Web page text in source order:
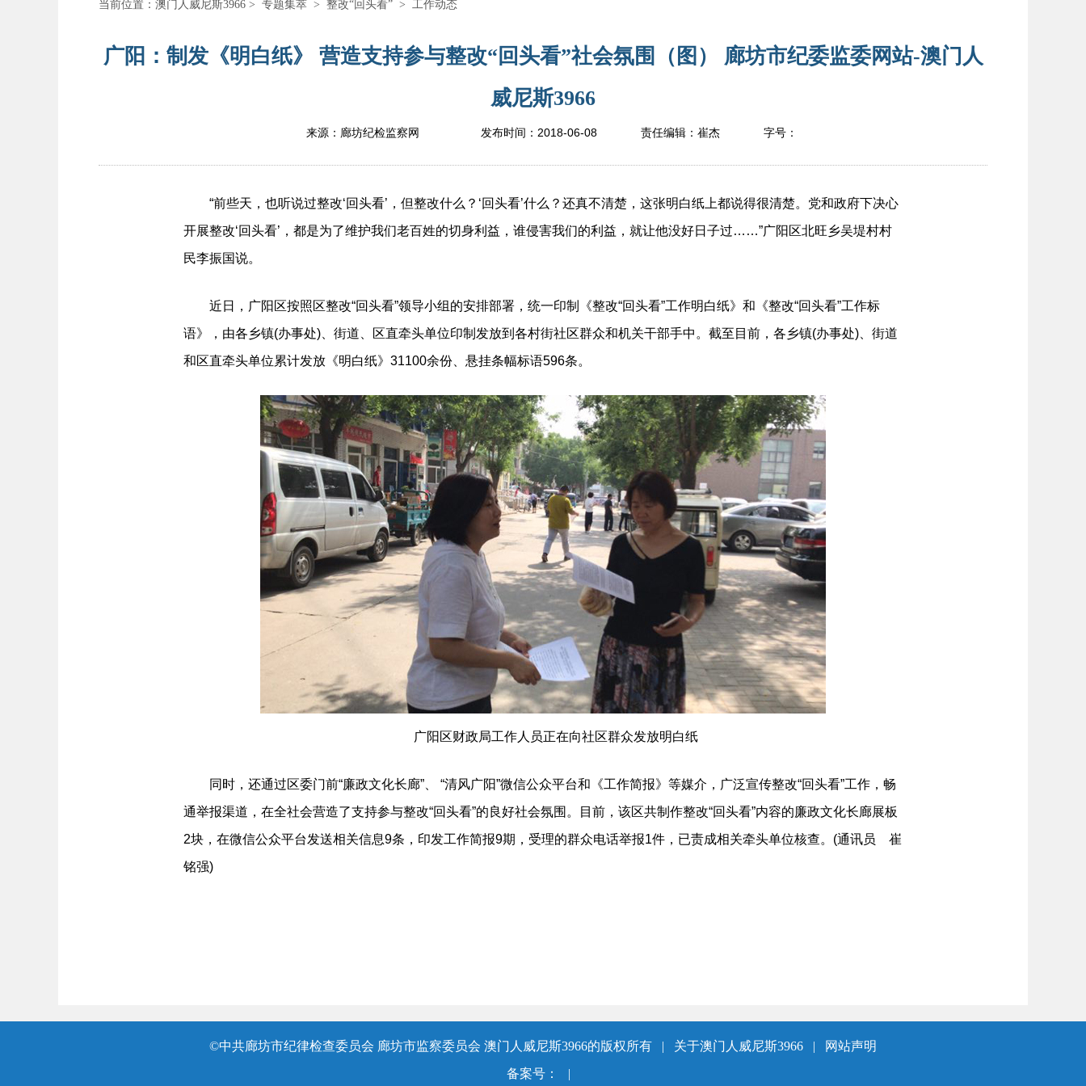
当前位置： 澳门人威尼斯3966 > 专题集萃 > 整改“回头看” > 工作动态
广阳：制发《明白纸》 营造支持参与整改“回头看”社会氛围（图） 廊坊市纪委监委网站-澳门人
威尼斯3966
来源：廊坊纪检监察网 发布时间： 2018-06-08 责任编辑： 崔杰 字号：
“前些天，也听说过整改‘回头看’，但整改什么？‘回头看’什么？还真不清楚，这张明白纸上都说得很清楚。党和政府下决心
开展整改‘回头看’，都是为了维护我们老百姓的切身利益，谁侵害我们的利益，就让他没好日子过……”广阳区北旺乡吴堤村村
民李振国说。
近日，广阳区按照区整改“回头看”领导小组的安排部署，统一印制《整改“回头看”工作明白纸》和《整改“回头看”工作标
语》，由各乡镇(办事处)、街道、区直牵头单位印制发放到各村街社区群众和机关干部手中。截至目前，各乡镇(办事处)、街道
和区直牵头单位累计发放《明白纸》31100余份、悬挂条幅标语596条。
广阳区财政局工作人员正在向社区群众发放明白纸
同时，还通过区委门前“廉政文化长廊”、 “清风广阳”微信公众平台和《工作简报》等媒介，广泛宣传整改“回头看”工作，畅
通举报渠道，在全社会营造了支持参与整改“回头看”的良好社会氛围。目前，该区共制作整改“回头看”内容的廉政文化长廊展板
2块，在微信公众平台发送相关信息9条，印发工作简报9期，受理的群众电话举报1件，已责成相关牵头单位核查。(通讯员 崔
铭强)
©中共廊坊市纪律检查委员会 廊坊市监察委员会 澳门人威尼斯3966的版权所有 | 关于澳门人威尼斯3966 |
网站声明
备案号：
|